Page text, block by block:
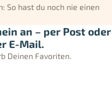
So hast du noch nie einen
an – per Post oder
E-Mail.
Deinen Favoriten.